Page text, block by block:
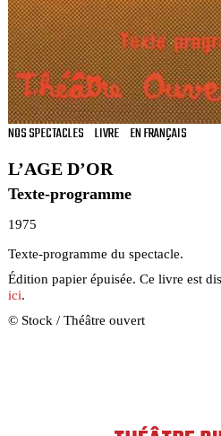
NOS SPECTACLES LIVRE EN FRANÇAIS
L’AGE D’OR
Texte-programme
1975
Texte-programme du spectacle.
Édition papier épuisée. Ce livre est
ici.
© Stock / Théâtre ouvert